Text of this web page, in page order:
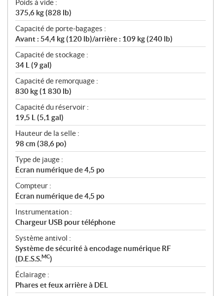
Poids à vide :
375,6 kg (828 lb)
Capacité de porte-bagages :
Avant : 54,4 kg (120 lb)/arrière : 109 kg (240 lb)
Capacité de stockage :
34 L (9 gal)
Capacité de remorquage :
830 kg (1 830 lb)
Capacité du réservoir :
19,5 L (5,1 gal)
Hauteur de la selle :
98 cm (38,6 po)
Type de jauge :
Écran numérique de 4,5 po
Compteur :
Écran numérique de 4,5 po
Instrumentation :
Chargeur USB pour téléphone
Système antivol :
Système de sécurité à encodage numérique RF
(D.E.S.S.MC)
Éclairage :
Phares et feux arrière à DEL